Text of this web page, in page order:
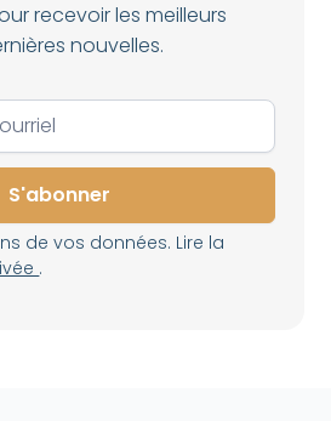
recevoir les meilleurs
nouvelles.
de vos données. Lire la
.